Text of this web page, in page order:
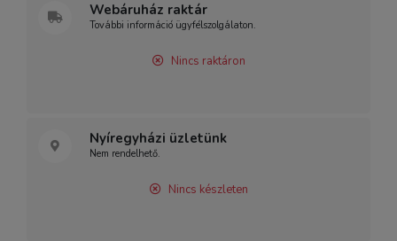
Webáruház raktár
További információ ügyfélszolgálaton.
Nincs raktáron
Nyíregyházi üzletünk
Nem rendelhető.
Nincs készleten